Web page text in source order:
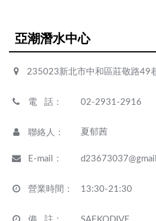
亞潮潛水中心
235023新北市中和區莊敬路49
電 話： 02-2931-2916
聯絡人 ： 夏郁茜
E-mail ：
營業時間 ： 13:30-21:30